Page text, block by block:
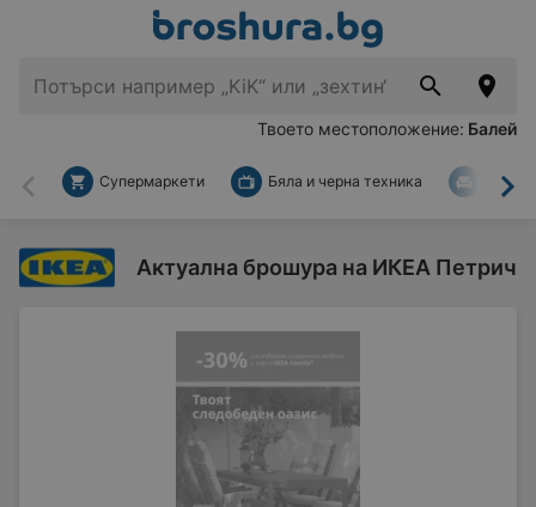
Твоето местоположение: Балей
Назад
Супермаркети Бяла и черна техника За
Актуална брошура на ИКЕА Петрич